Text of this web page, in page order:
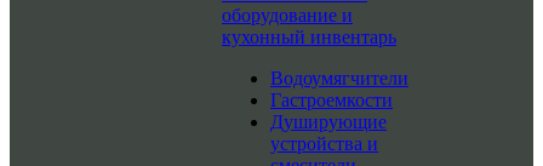
оборудование и
кухонный инвентарь
Водоумягчители
Гастроемкости
Душирующие
устройства и